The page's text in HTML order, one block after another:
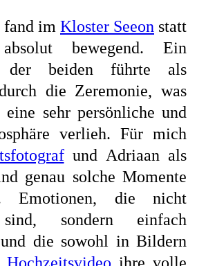
fand im Kloster Seeon statt
bewegend. Ein
der beiden führte als
die Zeremonie, was
eine sehr persönliche und
verlieh. Für mich
und Adriaan als
genau solche Momente
Emotionen, die nicht
sondern einfach
die sowohl in Bildern